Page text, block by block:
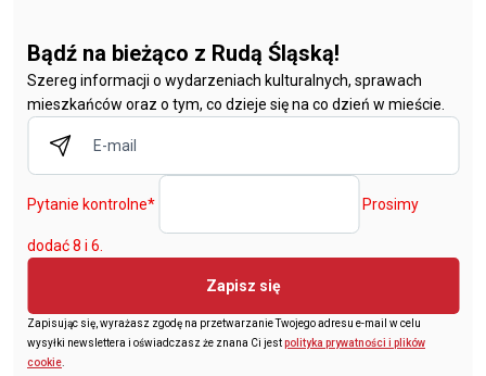
Bądź na bieżąco z Rudą Śląską!
Szereg informacji o wydarzeniach kulturalnych, sprawach
mieszkańców oraz o tym, co dzieje się na co dzień w mieście.
Pytanie kontrolne* Prosimy
dodać 8 i 6.
Zapisz się
Zapisując się, wyrażasz zgodę na przetwarzanie Twojego adresu e-mail w celu
wysyłki newslettera i oświadczasz że znana Ci jestpolityka prywatności i plików
cookie